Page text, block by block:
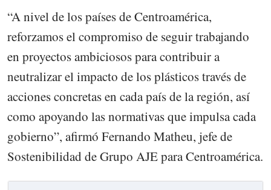
“A nivel de los países de Centroamérica,
reforzamos el compromiso de seguir trabajando
en proyectos ambiciosos para contribuir a
neutralizar el impacto de los plásticos través de
acciones concretas en cada país de la región, así
como apoyando las normativas que impulsa cada
gobierno”, afirmó Fernando Matheu, jefe de
Sostenibilidad de Grupo AJE para Centroamérica.